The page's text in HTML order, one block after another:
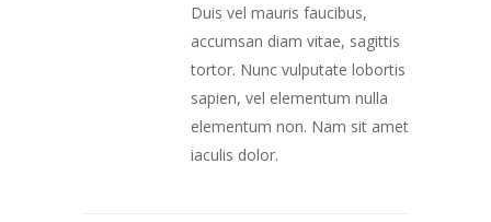
Duis vel mauris faucibus,
accumsan diam vitae, sagittis
tortor. Nunc vulputate lobortis
sapien, vel elementum nulla
elementum non. Nam sit amet
iaculis dolor.